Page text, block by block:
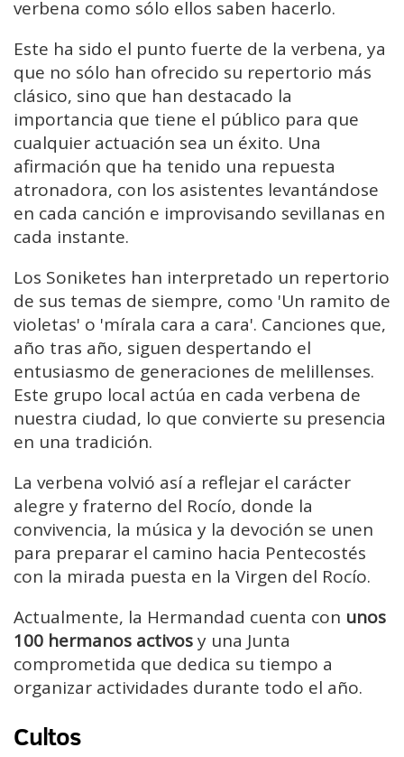
verbena como sólo ellos saben hacerlo.
Este ha sido el punto fuerte de la verbena, ya
que no sólo han ofrecido su repertorio más
clásico, sino que han destacado la
importancia que tiene el público para que
cualquier actuación sea un éxito. Una
afirmación que ha tenido una repuesta
atronadora, con los asistentes levantándose
en cada canción e improvisando sevillanas en
cada instante.
Los Soniketes han interpretado un repertorio
de sus temas de siempre, como 'Un ramito de
violetas' o 'mírala cara a cara'. Canciones que,
año tras año, siguen despertando el
entusiasmo de generaciones de melillenses.
Este grupo local actúa en cada verbena de
nuestra ciudad, lo que convierte su presencia
en una tradición.
La verbena volvió así a reflejar el carácter
alegre y fraterno del Rocío, donde la
convivencia, la música y la devoción se unen
para preparar el camino hacia Pentecostés
con la mirada puesta en la Virgen del Rocío.
Actualmente, la Hermandad cuenta con unos
100 hermanos activosy una Junta
comprometida que dedica su tiempo a
organizar actividades durante todo el año.
Cultos